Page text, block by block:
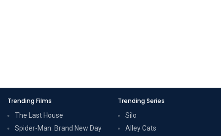
Trending Films
The Last House
Spider-Man: Brand New Day
Trending Series
Silo
Alley Cats